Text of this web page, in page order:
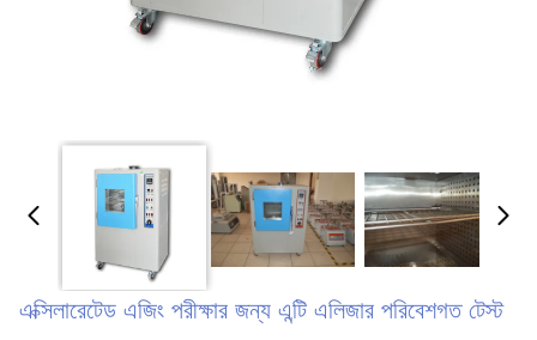
এক্সিলারেটেড এজিং পরীক্ষার জন্য এন্টি এলিজার পরিবেশগত টেস্ট